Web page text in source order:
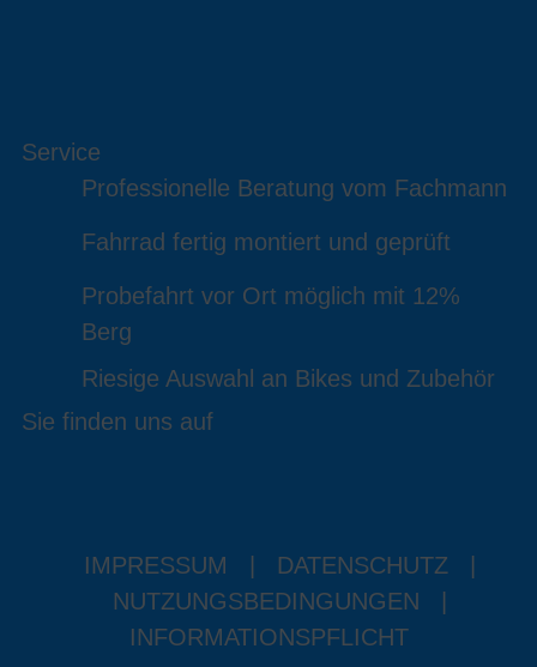
Service
Professionelle Beratung vom Fachmann
Fahrrad fertig montiert und geprüft
Probefahrt vor Ort möglich mit 12%
Berg
Riesige Auswahl an Bikes und Zubehör
Sie finden uns auf
IMPRESSUM DATENSCHUTZ
NUTZUNGSBEDINGUNGEN
INFORMATIONSPFLICHT